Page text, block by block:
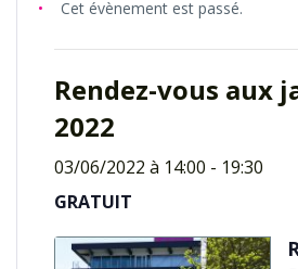
Cet évènement est passé.
Rendez-vous aux
2022
03/06/2022 à 14:00 - 19:30
GRATUIT